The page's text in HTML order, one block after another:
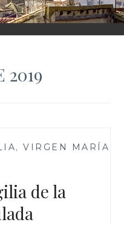
2019
, VIRGEN MARÍA
de la